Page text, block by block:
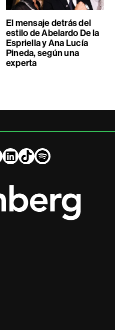
El mensaje detrás del
estilo de Abelardo De la
Espriella y Ana Lucía
Pineda, según una
experta